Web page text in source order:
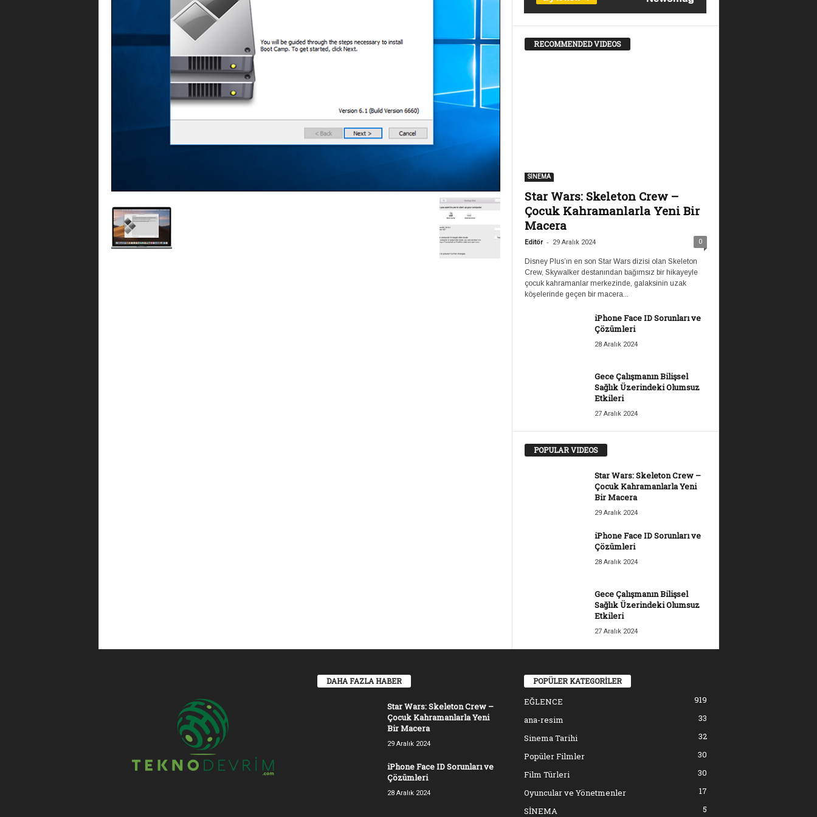
RECOMMENDED VIDEOS
SİNEMA
Star Wars: Skeleton Crew –
Çocuk Kahramanlarla Yeni Bir
Macera
Editör - 29 Aralık 2024 0
Disney Plus’ın en son Star Wars dizisi olan Skeleton
Crew, Skywalker destanından bağımsız bir hikayeyle
çocuk kahramanlar merkezinde, galaksinin uzak
köşelerinde geçen bir macera...
iPhone Face ID Sorunları ve
Çözümleri
28 Aralık 2024
Gece Çalışmanın Bilişsel
Sağlık Üzerindeki Olumsuz
Etkileri
27 Aralık 2024
POPULAR VIDEOS
Star Wars: Skeleton Crew –
Çocuk Kahramanlarla Yeni
Bir Macera
29 Aralık 2024
iPhone Face ID Sorunları ve
Çözümleri
28 Aralık 2024
Gece Çalışmanın Bilişsel
Sağlık Üzerindeki Olumsuz
Etkileri
27 Aralık 2024
DAHA FAZLA HABER
Star Wars: Skeleton Crew –
Çocuk Kahramanlarla Yeni
Bir Macera
29 Aralık 2024
iPhone Face ID Sorunları ve
Çözümleri
28 Aralık 2024
POPÜLER KATEGORİLER
EĞLENCE
919
ana-resim
33
Sinema Tarihi
32
Popüler Filmler
30
Film Türleri
30
Oyuncular ve Yönetmenler
17
SİNEMA
5